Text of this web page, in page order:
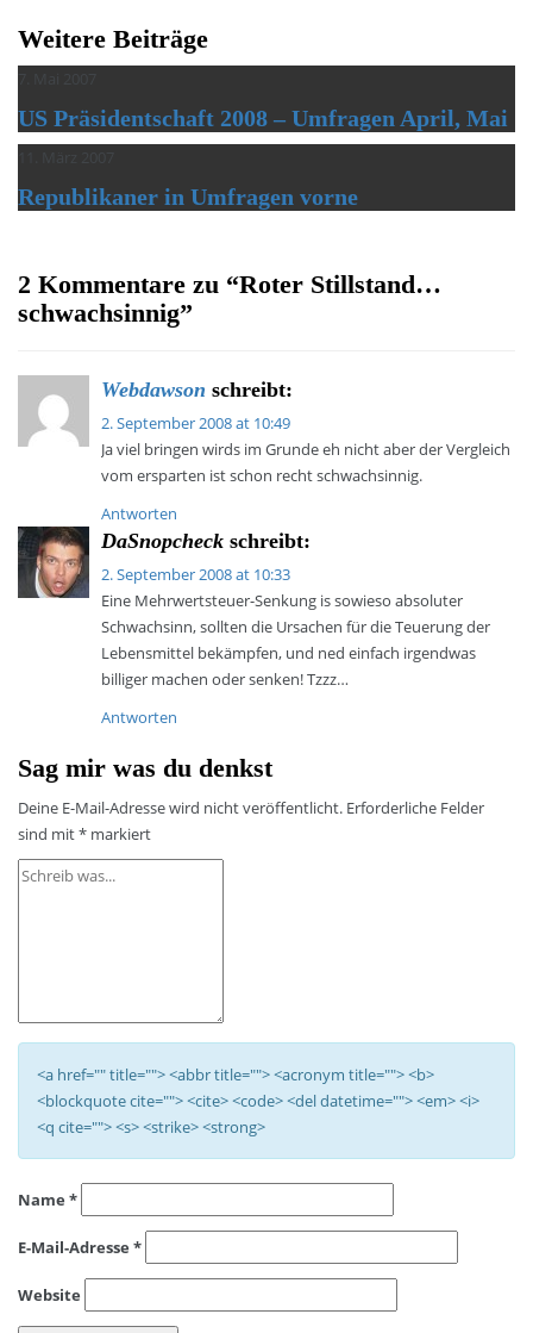
Weitere Beiträge
US Präsidentschaft 2008 – Umfragen April, Mai
Republikaner in Umfragen vorne
2 Kommentare zu “Roter Stillstand…
schwachsinnig”
Webdawson schreibt:
2. September 2008 at 10:49
Ja viel bringen wirds im Grunde eh nicht aber der Vergleich
vom ersparten ist schon recht schwachsinnig.
Antworten
DaSnopcheck schreibt:
2. September 2008 at 10:33
Eine Mehrwertsteuer-Senkung is sowieso absoluter
Schwachsinn, sollten die Ursachen für die Teuerung der
Lebensmittel bekämpfen, und ned einfach irgendwas
billiger machen oder senken! Tzzz…
Antworten
Sag mir was du denkst
Deine E-Mail-Adresse wird nicht veröffentlicht. Erforderliche Felder
sind mit* markiert
<a href="" title=""> <abbr title=""> <acronym title=""> <b>
<blockquote cite=""> <cite> <code> <del datetime=""> <em> <i>
<q cite=""> <s> <strike> <strong>
Name *
E-Mail-Adresse *
Website